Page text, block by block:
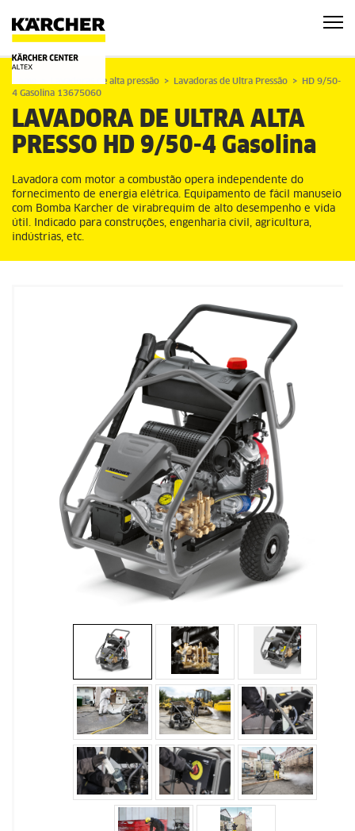
Lavadoras de alta pressão Lavadoras de Ultra Pressão
HD 9/50-
4 Gasolina 13675060
LAVADORA DE ULTRA ALTA
PRESSO HD 9/50-4 Gasolina
Lavadora com motor a combustão opera independente do
fornecimento de energia elétrica. Equipamento de fácil manuseio
com Bomba Karcher de virabrequim de alto desempenho e vida
útil. Indicado para construções, engenharia civil, agricultura,
indústrias, etc.